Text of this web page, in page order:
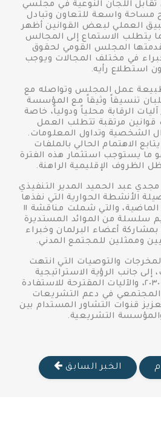
اللجان النوعية في مجلسي
مساحة واسعة للتعاون وتبادل
العملي لبعض القوانين أظهر
يتطلب الاستماع إلى المجالس
المجلس القومي لحقوق
في مختلف المجالات ويوجب
استطلاع رأيه.
عمل المجلس وتواصله مع
تنسيقاً وثيقاً مع المؤسسة
الرقابة محلياً ودولياً، خاصة
مرتقبة تتطلب العمل
الشخصية وتداول المعلومات.
الاهتمام الحالي بالملفات
ما يستوجب استثمار هذه الفترة
الظروف الإقليمية الراهنة.
عبد الحميد المدير التنفيذي
الأنشطة الحوارية التي نفذها
المجلس خلال الفترة الماضية، والتي شملت مناقشة ١١
سلسلة من الموائد المستديرة
بمشاركة أعضاء البرلمان وخبراء
وممثلين للمجتمع المدني.
والتوصيات التي انتهت
إلى جانب الرؤية الاستراتيجية
للمجلس للفترة ٢٠٢٦-٢٠٣٠، والآليات المقترحة للاستفادة
المجتمعي في دعم التشريعات
قنوات التشاور المستدام بين
التشريعية.
الخبر السابق